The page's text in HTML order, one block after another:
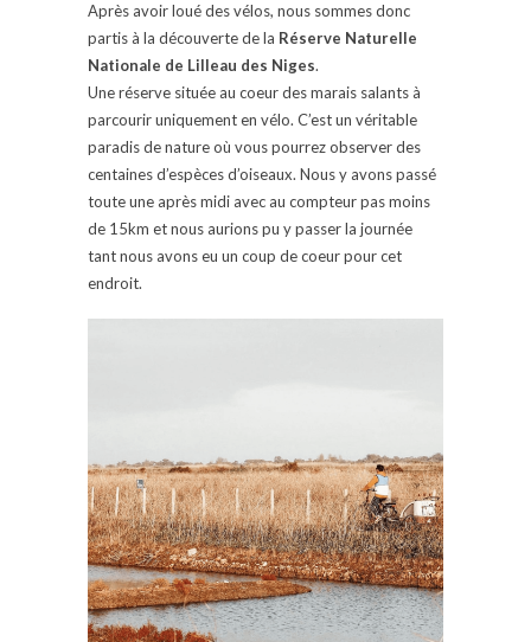
Après avoir loué des vélos, nous sommes donc
partis à la découverte de la Réserve Naturelle
Nationale de Lilleau des Niges.
Une réserve située au coeur des marais salants à
parcourir uniquement en vélo. C’est un véritable
paradis de nature où vous pourrez observer des
centaines d’espèces d’oiseaux. Nous y avons passé
toute une après midi avec au compteur pas moins
de 15km et nous aurions pu y passer la journée
tant nous avons eu un coup de coeur pour cet
endroit.